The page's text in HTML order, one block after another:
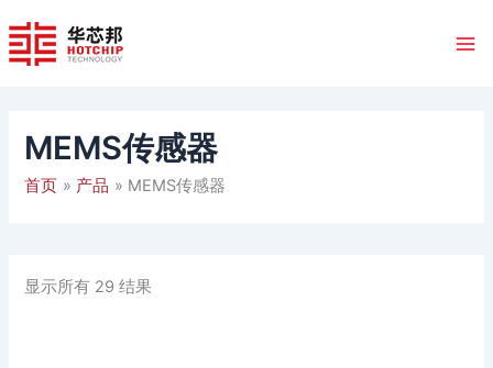
至
内
MEMS传感器
首页 产品 MEMS传感器
显示所有 29 结果